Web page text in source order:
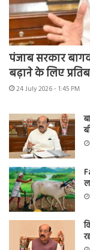
पंजाब सरकार
बढ़ाने के लिए
24 July 2026 - 1:45 PM